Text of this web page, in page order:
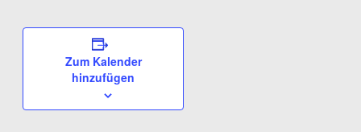
Zum Kalender
hinzufügen